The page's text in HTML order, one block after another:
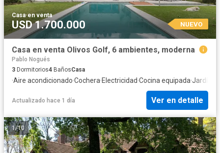
Casa·en venta
USD 1.700.000 NUEVO
Casa en venta Olivos Golf, 6 ambientes, moderna
Pablo Nogués
3 Dormitorios4 BañosCasa
·Aire acondicionado·Cochera·Electricidad·Cocina equipada·Jardín
Actualizado hace 1 día Ver en detalle
1/10